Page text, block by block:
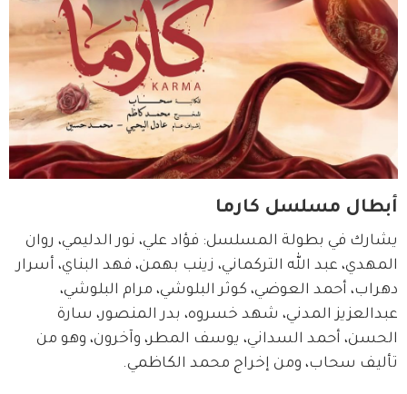
أبطال مسلسل كارما
يشارك في بطولة المسلسل: فؤاد علي، نور الدليمي، روان
المهدي، عبد الله التركماني، زينب بهمن، فهد البناي، أسرار
دهراب، أحمد العوضي، كوثر البلوشي، مرام البلوشي،
عبدالعزيز المدني، شهد خسروه، بدر المنصور، سارة
الحسن، أحمد السداني، يوسف المطر، وآخرون، وهو من
تأليف سحاب، ومن إخراج محمد الكاظمي.